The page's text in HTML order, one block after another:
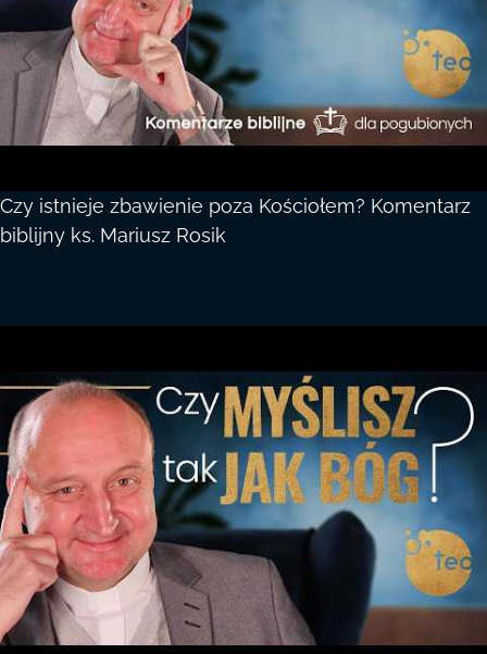
Czy istnieje zbawienie poza Kościołem? Komentarz
biblijny ks. Mariusz Rosik